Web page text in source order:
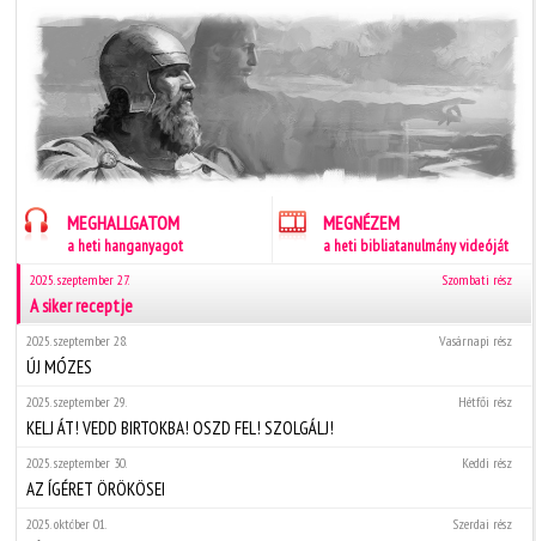
MEGHALLGATOM
a heti hanganyagot
MEGNÉZEM
a heti bibliatanulmány videóját
Szombati rész
2025. szeptember 27.
A siker receptje
Vasárnapi rész
2025. szeptember 28.
ÚJ MÓZES
Hétfői rész
2025. szeptember 29.
KELJ ÁT! VEDD BIRTOKBA! OSZD FEL! SZOLGÁLJ!
Keddi rész
2025. szeptember 30.
AZ ÍGÉRET ÖRÖKÖSEI
Szerdai rész
2025. október 01.